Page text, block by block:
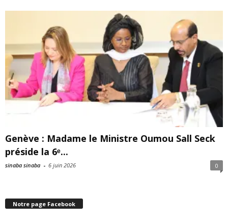
Genève : Madame le Ministre Oumou Sall Seck
préside la 6ᵉ...
sinaba sinaba - 6 juin 2026 0
Notre page Facebook